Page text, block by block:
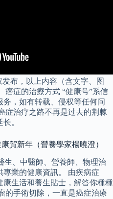
布，以上内容（含文字、图
癌症的治療方式 “健康号”系信
，如有转载、侵权等任何问
症治疗之路不再是过去的荆棘
。
賀新年（營養學家楊曉澄）
生、中醫師、營養師、物理治
業的健康資訊。 由疾病症
生活和養生貼士，解答你種種
的手術切除，一直是癌症治療